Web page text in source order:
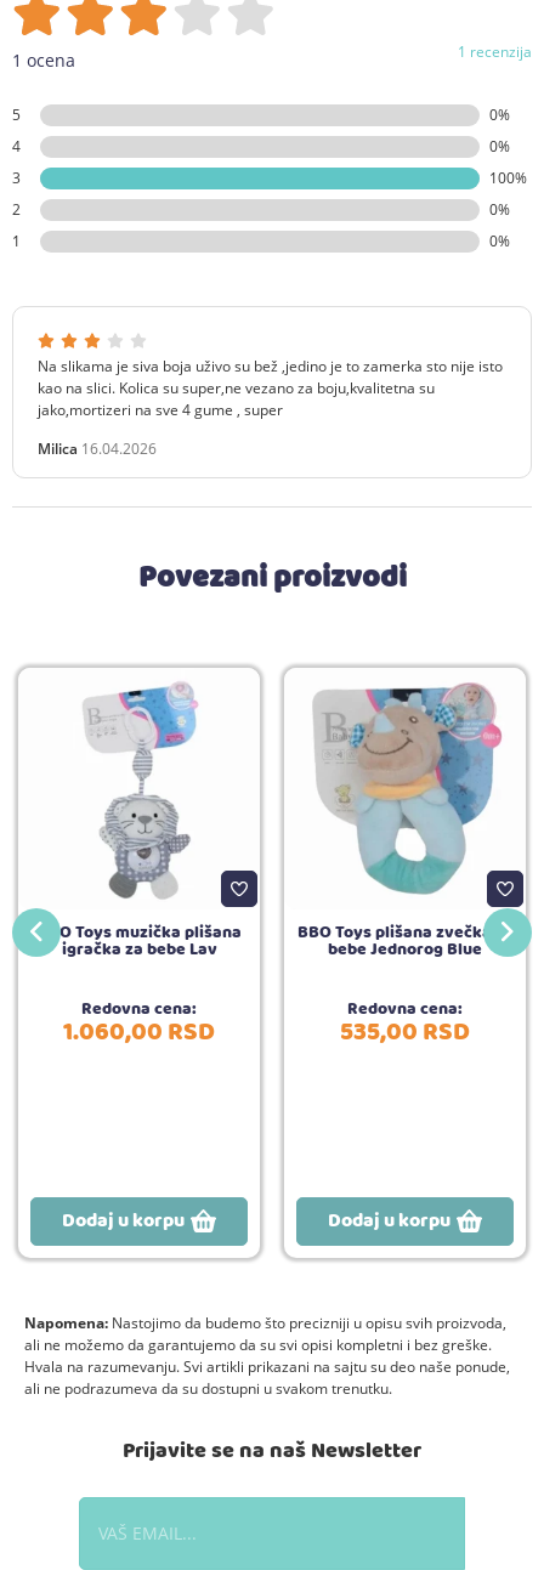
1 ocena 1 recenzija
5
0%
4
0%
3
100%
2
0%
1
0%
Na slikama je siva boja uživo su bež ,jedino je to zamerka sto nije isto
kao na slici. Kolica su super,ne vezano za boju,kvalitetna su
jako,mortizeri na sve 4 gume , super
Milica 16.04.2026
Povezani proizvodi
BBO Toys muzička plišana
igračka za bebe Lav
Redovna cena:
1.060,00RSD
Dodaj u korpu
BBO Toys plišana zvečka za
bebe Jednorog Blue
Redovna cena:
535,00RSD
Dodaj u korpu
Napomena: Nastojimo da budemo što precizniji u opisu svih proizvoda,
ali ne možemo da garantujemo da su svi opisi kompletni i bez greške.
Hvala na razumevanju. Svi artikli prikazani na sajtu su deo naše ponude,
ali ne podrazumeva da su dostupni u svakom trenutku.
Prijavite se na naš Newsletter